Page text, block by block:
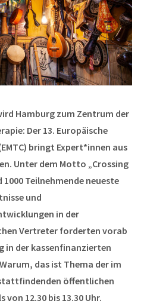
Hamburg zum Zentrum der
Der 13. Europäische
bringt Expert*innen aus
Unter dem Motto „Crossing
Teilnehmende neueste
und
in der
Vertreter forderten vorab
in der kassenfinanzierten
das ist Thema der im
öffentlichen
12.30 bis 13.30 Uhr.